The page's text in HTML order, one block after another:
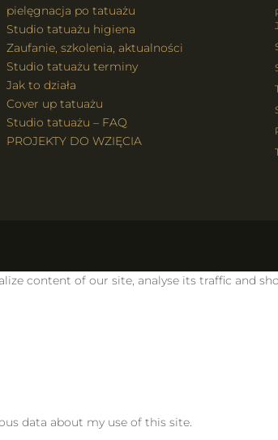
pielęgnacja po tatuażu
Studio tatuażu higiena
Zaufanie, szkolenia, aktualności
Studio tatuażu terminy
Jak to działa
Cover up tatuażu
Studio tatuażu – FAQ
PROJEKTY DO WZIĘCIA
content of our site, analyse its traffic and
data about my use of this site.